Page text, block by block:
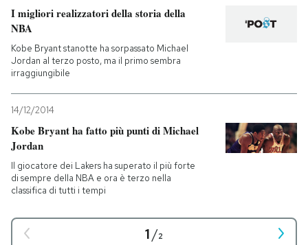
I migliori realizzatori della storia della
NBA
Kobe Bryant stanotte ha sorpassato Michael
Jordan al terzo posto, ma il primo sembra
irraggiungibile
14/12/2014
Kobe Bryant ha fatto più punti di Michael
Jordan
Il giocatore dei Lakers ha superato il più forte
di sempre della NBA e ora è terzo nella
classifica di tutti i tempi
1/2